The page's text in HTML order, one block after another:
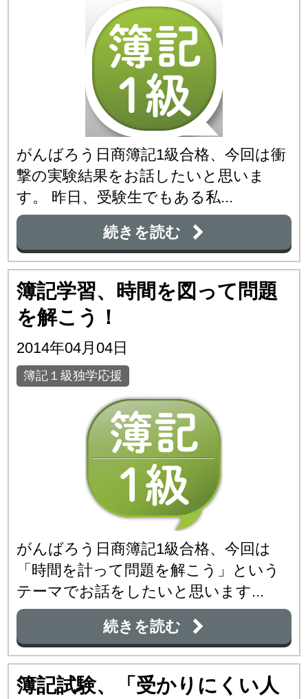
がんばろう日商簿記1級合格、今回は衝
撃の実験結果をお話したいと思いま
す。 昨日、受験生でもある私...
続きを読む
簿記学習、時間を図って問題
を解こう！
2014年04月04日
簿記１級独学応援
がんばろう日商簿記1級合格、今回は
「時間を計って問題を解こう」という
テーマでお話をしたいと思います...
続きを読む
簿記試験、「受かりにくい人